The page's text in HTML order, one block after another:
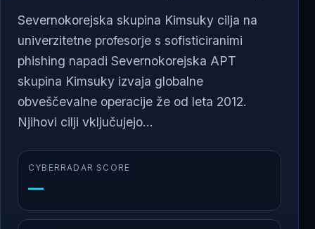
Severnokorejska skupina Kimsuky cilja na
univerzitetne profesorje s sofisticiranimi
phishing napadi Severnokorejska APT
skupina Kimsuky izvaja globalne
obveščevalne operacije že od leta 2012.
Njihovi cilji vključujejo...
CYBERRADAR SCORE
—